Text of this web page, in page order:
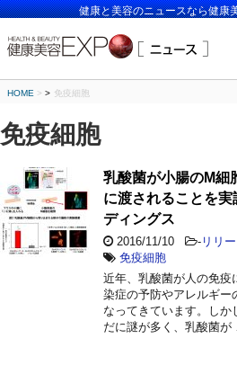
健康と美容のニュースなら健康
HOME > 免疫細胞
免疫細胞
乳酸菌が小腸のM細
に渡されることを
ディングス
2016/11/10 - リリ
免疫細胞
近年、乳酸菌が人の免疫
染症の予防やアレルギー
なってきています。しか
だに謎が多く、乳酸菌が